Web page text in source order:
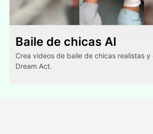
Baile de chicas AI
Crea videos de baile de chicas realistas y
Dream Act.